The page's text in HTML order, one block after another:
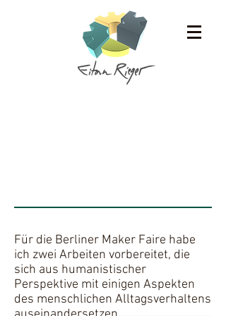
Für die Berliner Maker Faire habe
ich zwei Arbeiten vorbereitet, die
sich aus humanistischer
Perspektive mit einigen Aspekten
des menschlichen Alltagsverhaltens